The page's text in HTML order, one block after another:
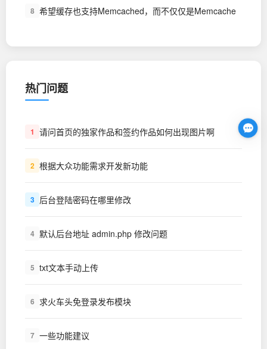
8 希望缓存也支持Memcached，而不仅仅是Memcache
热门问题
1 请问首页的独家作品和签约作品如何出现图片啊
2 根据大众功能需求开发新功能
3 后台登陆密码在哪里修改
4 默认后台地址 admin.php 修改问题
5 txt文本手动上传
6 求火车头免登录发布模块
7 一些功能建议